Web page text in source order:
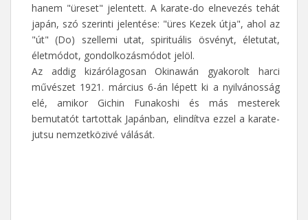
hanem "üreset" jelentett. A karate-do elnevezés tehát
japán, szó szerinti jelentése: "üres Kezek útja", ahol az
"út" (Do) szellemi utat, spirituális ösvényt, életutat,
életmódot, gondolkozásmódot jelöl.
Az addig kizárólagosan Okinawán gyakorolt harci
művészet 1921. március 6-án lépett ki a nyilvánosság
elé, amikor Gichin Funakoshi és más mesterek
bemutatót tartottak Japánban, elindítva ezzel a karate-
jutsu nemzetközivé válását.